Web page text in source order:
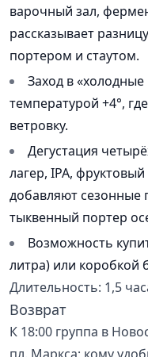
варочный зал,
рассказывает
портером и стаутом.
Заход в
температурой +4°,
ветровку.
Дегустация
лагер, IPA,
добавляют сезонные
тыквенный портер
Возможность
литра) или коробкой
Длительность: 1,5
Возврат
К 18:00 группа в